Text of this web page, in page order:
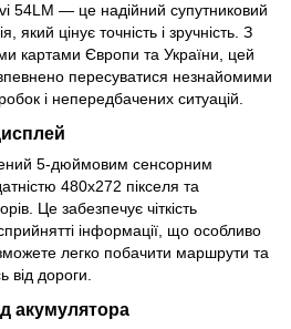
54LM — це надійний супутниковий
який цінує точність і зручність. З
картами Європи та України, цей
пересуватися незнайомими
і непередбачених ситуацій.
5-дюймовим сенсорним
480x272 пікселя та
Це забезпечує чіткість
інформації, що особливо
легко побачити маршрути та
від дороги.
акумулятора